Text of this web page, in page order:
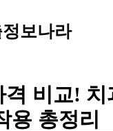
보나라
비교! 치
용 총정리